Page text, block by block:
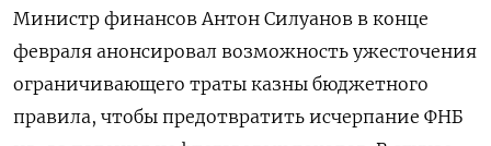
Министр финансов Антон Силуанов в ⁠конце
февраля анонсировал возможность ужесточения
ограничивающего траты казны бюджетного
правила, чтобы предотвратить исчерпание ФНБ